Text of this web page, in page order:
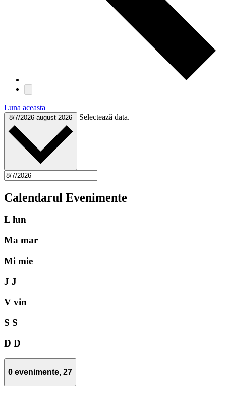
Luna aceasta
8/7/2026 august 2026 Selectează data.
Calendarul Evenimente
L lun
Ma mar
Mi mie
J J
V vin
S S
D D
0 evenimente, 27